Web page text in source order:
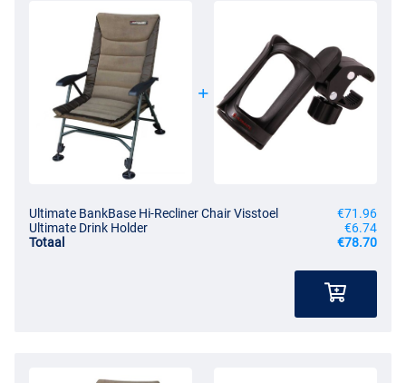
Ultimate BankBase Hi-Recliner Chair Visstoel
€71.96
Ultimate Drink Holder
€6.74
Totaal
€78.70